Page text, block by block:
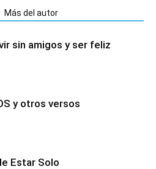
Más del autor
sin amigos y ser feliz
y otros versos
Estar Solo